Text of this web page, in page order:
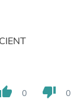
0 thumb_down 0